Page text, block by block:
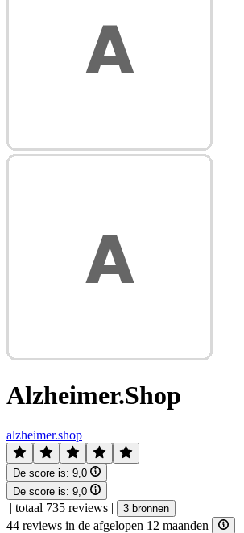
Alzheimer.Shop
alzheimer.shop
De score is: 9,0
De score is: 9,0
| totaal 735 reviews | 3 bronnen
44 reviews in de afgelopen 12 maanden